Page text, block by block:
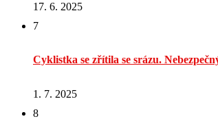
17. 6. 2025
7
Cyklistka se zřítila se srázu.
1. 7. 2025
8